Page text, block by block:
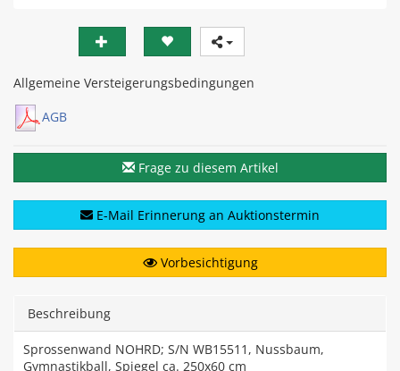
Allgemeine Versteigerungsbedingungen
AGB
Frage zu diesem Artikel
E-Mail Erinnerung an Auktionstermin
Vorbesichtigung
Beschreibung
Sprossenwand NOHRD; S/N WB15511, Nussbaum,
Gymnastikball, Spiegel ca. 250x60 cm